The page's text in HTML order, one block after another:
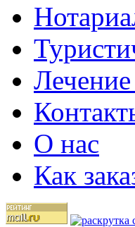
О нас
Как